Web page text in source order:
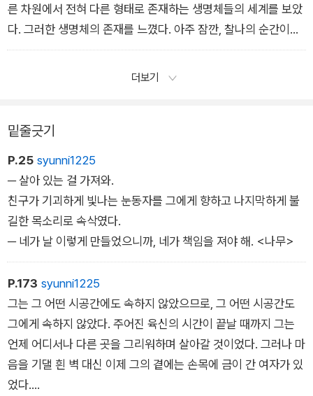
른 차원에서 전혀 다른 형태로 존재하는 생명체들의 세계를 보았
다. 그러한 생명체의 존재를 느꼈다. 아주 잠깐, 찰나의 순간이었
지만, 그는 인간이 상상도 할 수 없는 전혀 다른 방식으로 존재하
는 생명체가 된다는 것이 어떤 의미인지를 온몸으로 감각하고 이
── (물)
더보기
밑줄긋기
P.25 syunni1225
─ 살아 있는 걸 가져와.
친구가 기괴하게 빛나는 눈동자를 그에게 향하고 나지막하게 불
길한 목소리로 속삭였다.
─ 네가 날 이렇게 만들었으니까, 네가 책임을 져야 해. <나무>
P.173 syunni1225
그는 그 어떤 시공간에도 속하지 않았으므로, 그 어떤 시공간도
그에게 속하지 않았다. 주어진 육신의 시간이 끝날 때까지 그는
언제 어디서나 다른 곳을 그리워하며 살아갈 것이었다. 그러나 마
음을 기댈 흰 벽 대신 이제 그의 곁에는 손목에 금이 간 여자가 있
었다.